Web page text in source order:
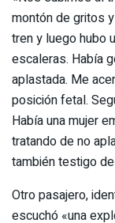
montón de gritos
tren y luego hubo
escaleras. Había
aplastada. Me
posición fetal.
Había una mujer
tratando de no
también testigo
Otro pasajero,
escuchó «una